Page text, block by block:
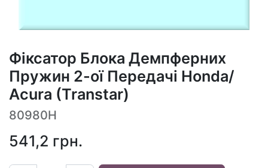
Фіксатор Блока Демпферних
Пружин 2-ої Передачі Honda/
Acura (Transtar)
80980H
541,2 грн.